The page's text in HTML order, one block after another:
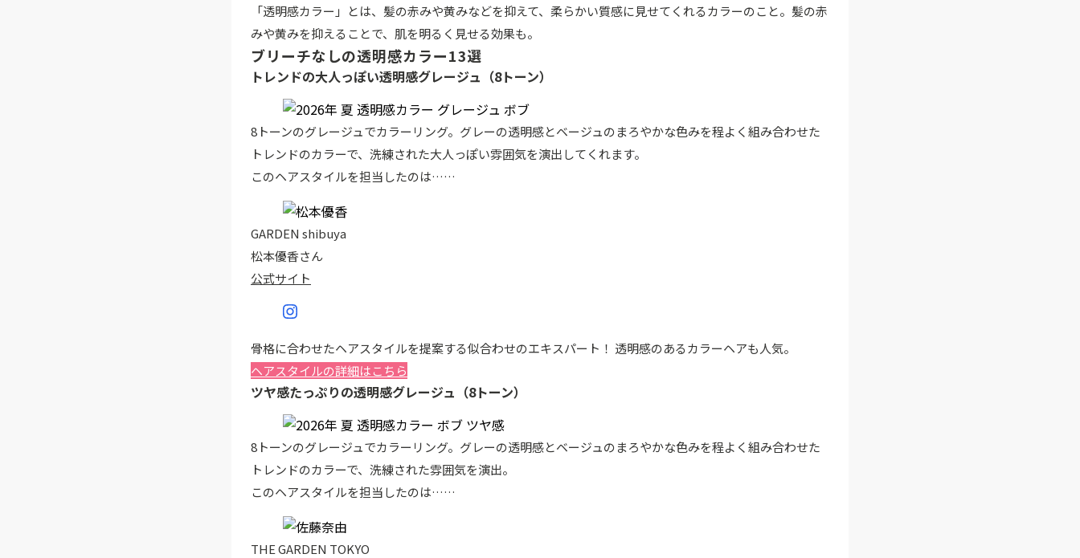
「透明感カラー」とは、髪の赤みや黄みなどを抑えて、柔らかい質感に見せてくれるカラーのこと。髪の赤
みや黄みを抑えることで、肌を明るく見せる効果も。
ブリーチなしの透明感カラー13選
トレンドの大人っぽい透明感グレージュ（8トーン）
8トーンのグレージュでカラーリング。グレーの透明感とベージュのまろやかな色みを程よく組み合わせた
トレンドのカラーで、洗練された大人っぽい雰囲気を演出してくれます。
このヘアスタイルを担当したのは……
GARDEN shibuya
松本優香さん
公式サイト
骨格に合わせたヘアスタイルを提案する似合わせのエキスパート！ 透明感のあるカラーヘアも人気。
ヘアスタイルの詳細はこちら
ツヤ感たっぷりの透明感グレージュ（8トーン）
8トーンのグレージュでカラーリング。グレーの透明感とベージュのまろやかな色みを程よく組み合わせた
トレンドのカラーで、洗練された雰囲気を演出。
このヘアスタイルを担当したのは……
THE GARDEN TOKYO